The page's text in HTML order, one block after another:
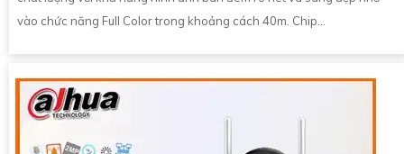
vào chức năng Full Color trong khoảng cách 40m. Chip...